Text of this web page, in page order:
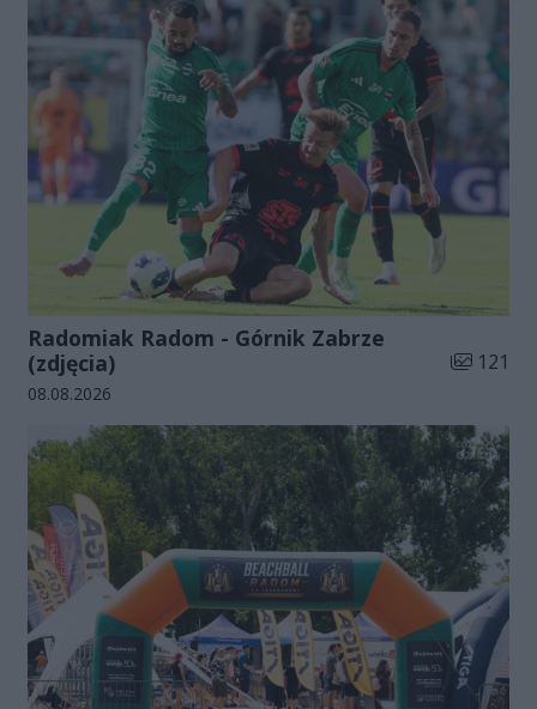
Radomiak Radom - Górnik Zabrze
(zdjęcia)
Liczba
121
Data dodania galerii:
08.08.2026